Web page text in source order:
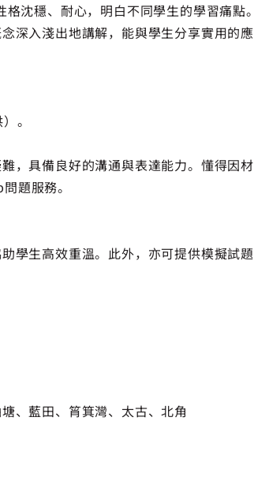
沈穩、耐心，明白不同學生的學習痛點。
深入淺出地講解，能與學生分享實用的應
。
，具備良好的溝通與表達能力。懂得因材
題服務。
學生高效重溫。此外，亦可提供模擬試題
、藍田、筲箕灣、太古、北角